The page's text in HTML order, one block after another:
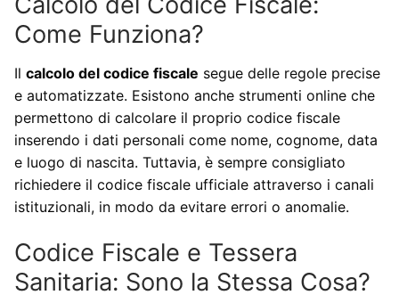
Come Funziona?
Il calcolo del codice fiscale segue delle regole precise
e automatizzate. Esistono anche strumenti online che
permettono di calcolare il proprio codice fiscale
inserendo i dati personali come nome, cognome, data
e luogo di nascita. Tuttavia, è sempre consigliato
richiedere il codice fiscale ufficiale attraverso i canali
istituzionali, in modo da evitare errori o anomalie.
Codice Fiscale e Tessera
Sanitaria: Sono la Stessa Cosa?